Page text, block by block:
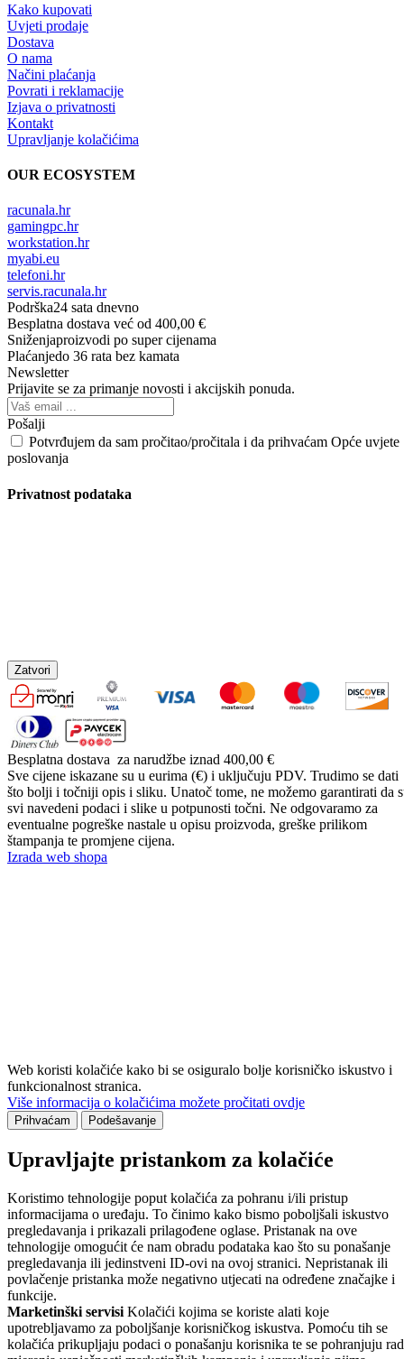
Kako kupovati
Uvjeti prodaje
Dostava
O nama
Načini plaćanja
Povrati i reklamacije
Izjava o privatnosti
Kontakt
Upravljanje kolačićima
OUR ECOSYSTEM
racunala.hr
gamingpc.hr
workstation.hr
myabi.eu
telefoni.hr
servis.racunala.hr
Podrška24 sata dnevno
Besplatna dostava već od 400,00 €
Sniženjaproizvodi po super cijenama
Plaćanjedo 36 rata bez kamata
Newsletter
Prijavite se za primanje novosti i akcijskih ponuda.
Pošalji
Potvrđujem da sam pročitao/pročitala i da prihvaćam Opće uvjete
poslovanja
Privatnost podataka
Zatvori
Besplatna dostava za narudžbe iznad 400,00 €
Sve cijene iskazane su u eurima (€) i uključuju PDV. Trudimo se dati
što bolji i točniji opis i sliku. Unatoč tome, ne možemo garantirati da
svi navedeni podaci i slike u potpunosti točni. Ne odgovaramo za
eventualne pogreške nastale u opisu proizvoda, greške prilikom
štampanja te promjene cijena.
Izrada web shopa
Web koristi kolačiće kako bi se osiguralo bolje korisničko iskustvo i
funkcionalnost stranica.
Više informacija o kolačićima možete pročitati ovdje
Prihvaćam Podešavanje
Upravljajte pristankom za kolačiće
Koristimo tehnologije poput kolačića za pohranu i/ili pristup
informacijama o uređaju. To činimo kako bismo poboljšali iskustvo
pregledavanja i prikazali prilagođene oglase. Pristanak na ove
tehnologije omogućit će nam obradu podataka kao što su ponašanje
pregledavanja ili jedinstveni ID-ovi na ovoj stranici. Nepristanak ili
povlačenje pristanka može negativno utjecati na određene značajke i
funkcije.
Marketinški servisi Kolačići kojima se koriste alati koje
upotrebljavamo za poboljšanje korisničkog iskustva. Pomoću tih se
kolačića prikupljaju podaci o ponašanju korisnika te se pohranjuju